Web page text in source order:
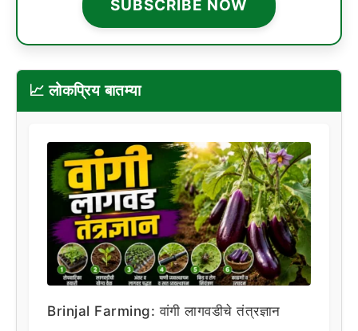
SUBSCRIBE NOW
📈 लोकप्रिय बातम्या
Brinjal Farming: वांगी लागवडीचे तंत्रज्ञान